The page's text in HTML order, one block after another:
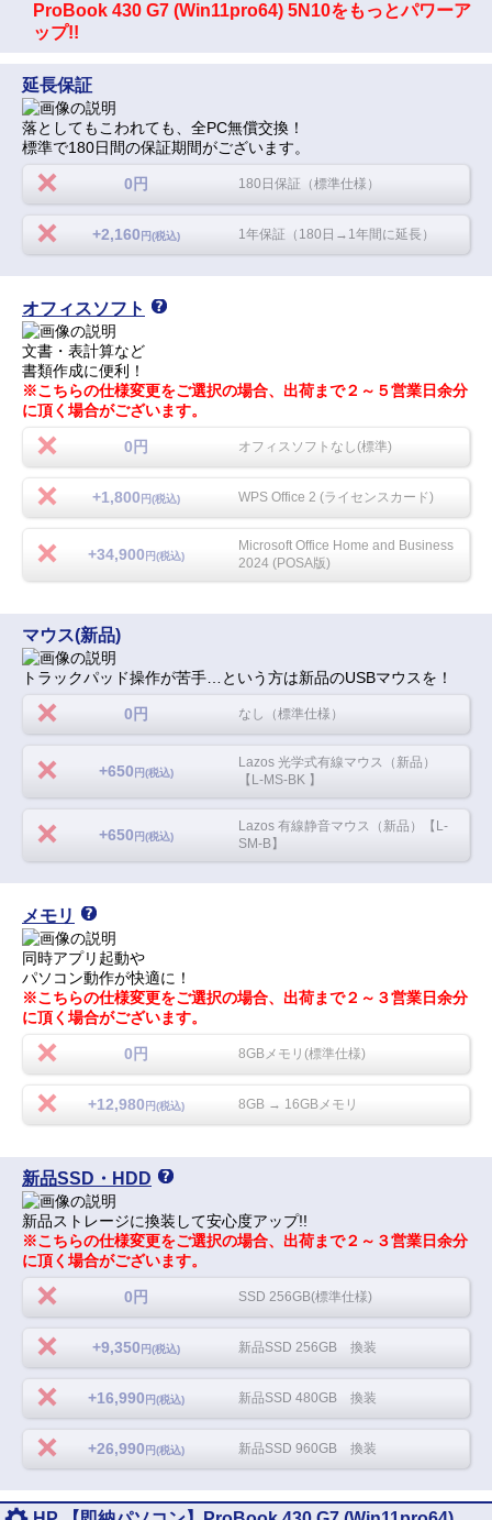
ProBook 430 G7 (Win11pro64) 5N10をもっとパワーア
ップ!!
延長保証
落としてもこわれても、全PC無償交換！
標準で180日間の保証期間がございます。
0円 180日保証（標準仕様）
+2,160 円(税込) 1年保証（180日→1年間に延長）
オフィスソフト
文書・表計算など
書類作成に便利！
※こちらの仕様変更をご選択の場合、出荷まで２～５営業日余分
に頂く場合がございます。
0円 オフィスソフトなし(標準)
+1,800 円(税込) WPS Office 2 (ライセンスカード)
+34,900 円(税込)
Microsoft Office Home and Business
2024 (POSA版)
マウス(新品)
トラックパッド操作が苦手…という方は新品のUSBマウスを！
0円 なし（標準仕様）
+650 円(税込)
Lazos 光学式有線マウス（新品）
【L-MS-BK 】
+650 円(税込)
Lazos 有線静音マウス（新品）【L-
SM-B】
メモリ
同時アプリ起動や
パソコン動作が快適に！
※こちらの仕様変更をご選択の場合、出荷まで２～３営業日余分
に頂く場合がございます。
0円 8GBメモリ(標準仕様)
+12,980 円(税込) 8GB → 16GBメモリ
新品SSD・HDD
新品ストレージに換装して安心度アップ!!
※こちらの仕様変更をご選択の場合、出荷まで２～３営業日余分
に頂く場合がございます。
0円 SSD 256GB(標準仕様)
+9,350 円(税込) 新品SSD 256GB 換装
+16,990 円(税込) 新品SSD 480GB 換装
+26,990 円(税込) 新品SSD 960GB 換装